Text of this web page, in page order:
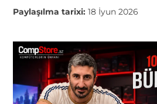
Paylaşılma tarixi:18 İyun 2026